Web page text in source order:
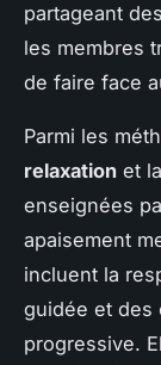
partageant des
les membres
de faire face
Parmi les
relaxation et
enseignées
apaisement
incluent la
guidée et des
progressive.